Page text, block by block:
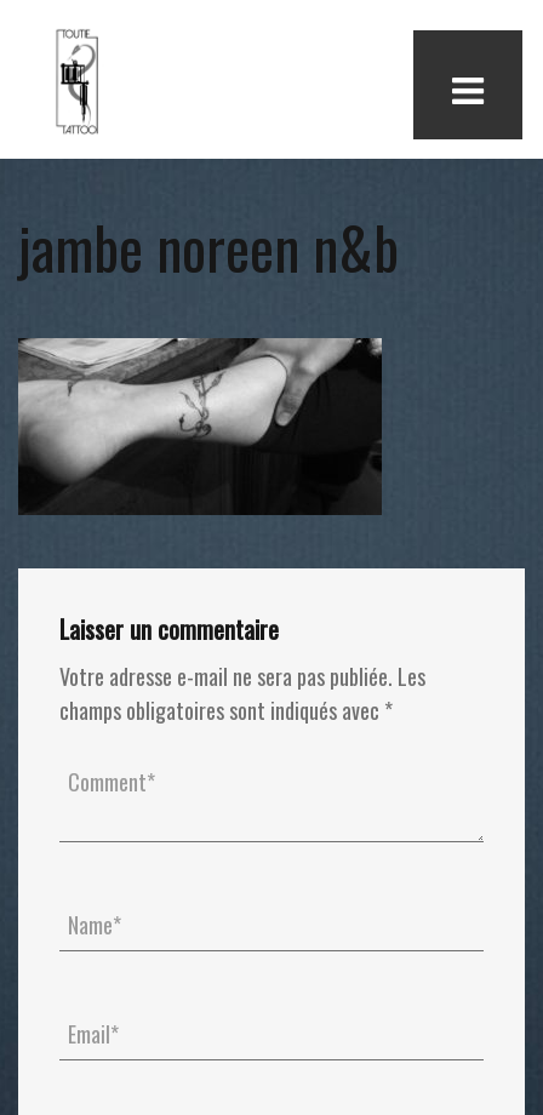
jambe noreen n&b
Laisser un commentaire
Votre adresse e-mail ne sera pas publiée. Les
champs obligatoires sont indiqués avec *